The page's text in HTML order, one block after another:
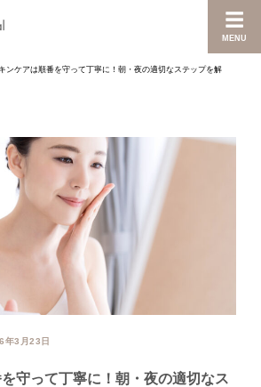
MENU
ンケアは順番を守って丁寧に！朝・夜の適切なステップを解
年3月23日
守って丁寧に！朝・夜の適切なス